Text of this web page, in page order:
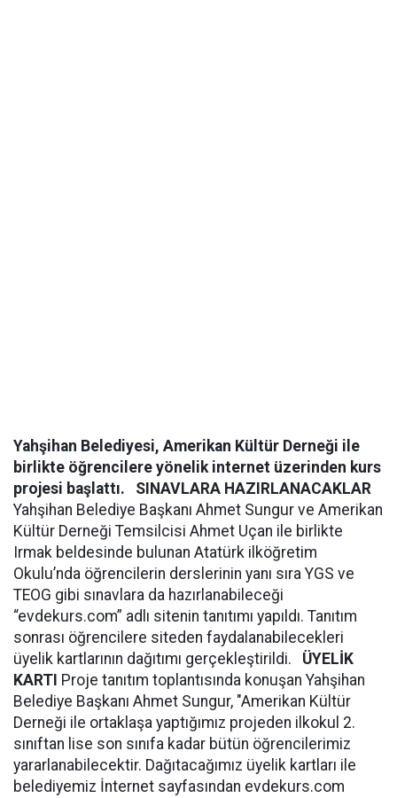
Yahşihan Belediyesi, Amerikan Kültür Derneği ile
birlikte öğrencilere yönelik internet üzerinden kurs
projesi başlattı.
SINAVLARA HAZIRLANACAKLAR
Yahşihan Belediye Başkanı Ahmet Sungur ve Amerikan
Kültür Derneği Temsilcisi Ahmet Uçan ile birlikte
Irmak beldesinde bulunan Atatürk ilköğretim
Okulu’nda öğrencilerin derslerinin yanı sıra YGS ve
TEOG gibi sınavlara da hazırlanabileceği
“evdekurs.com” adlı sitenin tanıtımı yapıldı. Tanıtım
sonrası öğrencilere siteden faydalanabilecekleri
üyelik kartlarının dağıtımı gerçekleştirildi. ÜYELİK
KARTI Proje tanıtım toplantısında konuşan Yahşihan
Belediye Başkanı Ahmet Sungur, "Amerikan Kültür
Derneği ile ortaklaşa yaptığımız projeden ilkokul 2.
sınıftan lise son sınıfa kadar bütün öğrencilerimiz
yararlanabilecektir. Dağıtacağımız üyelik kartları ile
belediyemiz İnternet sayfasından evdekurs.com